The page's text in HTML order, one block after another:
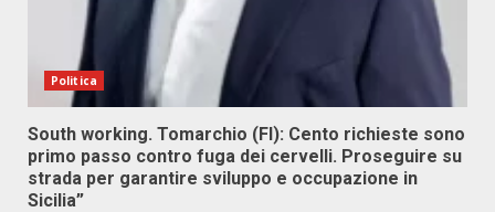
Politica
South working. Tomarchio (FI): Cento richieste sono
primo passo contro fuga dei cervelli. Proseguire su
strada per garantire sviluppo e occupazione in
Sicilia”